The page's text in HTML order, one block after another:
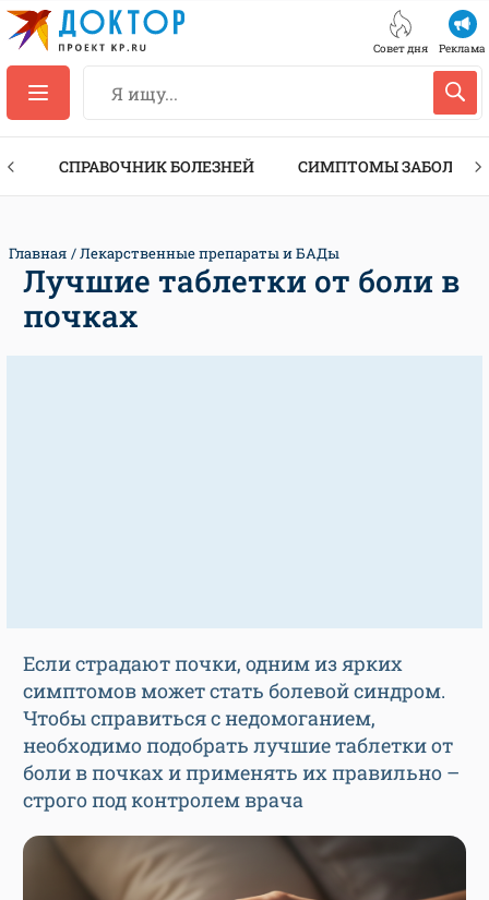
Совет дня Реклама
СПРАВОЧНИК БОЛЕЗНЕЙ СИМПТОМЫ
Главная Лекарственные препараты и БАДы
Лучшие таблетки от боли в
почках
Если страдают почки, одним из ярких
симптомов может стать болевой синдром.
Чтобы справиться с недомоганием,
необходимо подобрать лучшие таблетки от
боли в почках и применять их правильно –
строго под контролем врача